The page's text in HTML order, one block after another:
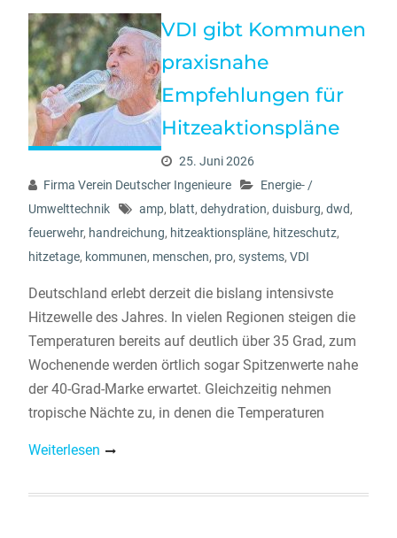
VDI gibt Kommunen
praxisnahe
Empfehlungen für
Hitzeaktionspläne
25. Juni 2026
Firma Verein Deutscher Ingenieure
Energie- /
Umwelttechnik
amp, blatt, dehydration, duisburg, dwd,
feuerwehr, handreichung, hitzeaktionspläne, hitzeschutz,
hitzetage, kommunen, menschen, pro, systems, VDI
Deutschland erlebt derzeit die bislang intensivste
Hitzewelle des Jahres. In vielen Regionen steigen die
Temperaturen bereits auf deutlich über 35 Grad, zum
Wochenende werden örtlich sogar Spitzenwerte nahe
der 40-Grad-Marke erwartet. Gleichzeitig nehmen
tropische Nächte zu, in denen die Temperaturen
Weiterlesen